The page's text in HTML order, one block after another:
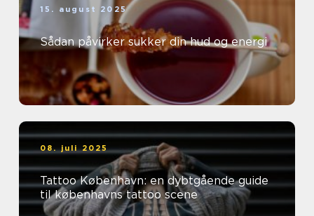
15. august 2025
Sådan påvirker sukker din hud og energi
08. juli 2025
Tattoo København: en dybtgående guide
til københavns tattoo scene